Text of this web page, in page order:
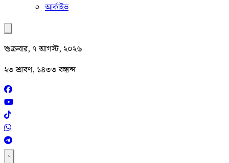
আর্কাইভ
শুক্রবার, ৭ আগস্ট, ২০২৬
২৩ শ্রাবণ, ১৪৩৩ বঙ্গাব্দ